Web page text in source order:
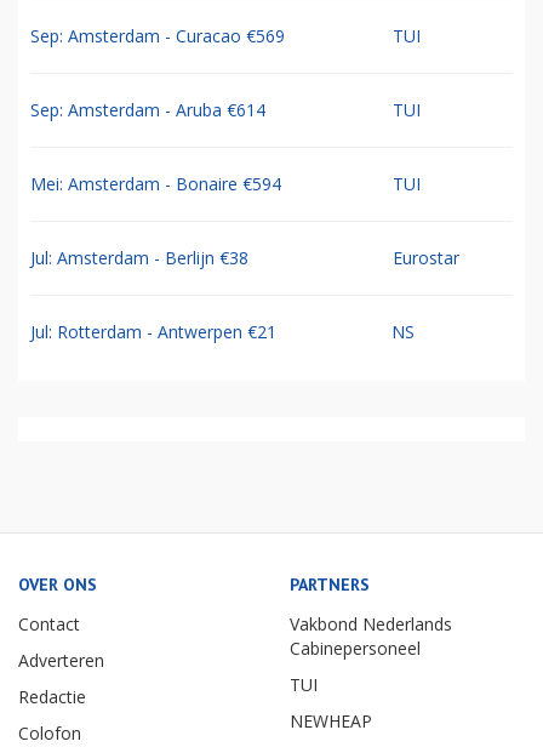
Sep: Amsterdam - Curacao €569 TUI
Sep: Amsterdam - Aruba €614 TUI
Mei: Amsterdam - Bonaire €594 TUI
Jul: Amsterdam - Berlijn €38 Eurostar
Jul: Rotterdam - Antwerpen €21 NS
OVER ONS
Contact
Adverteren
Redactie
Colofon
PARTNERS
Vakbond Nederlands
Cabinepersoneel
TUI
NEWHEAP